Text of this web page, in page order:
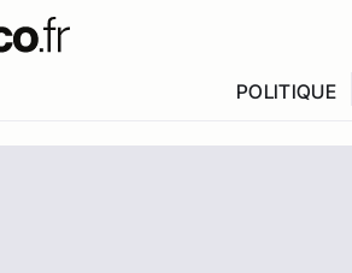
POLITIQUE